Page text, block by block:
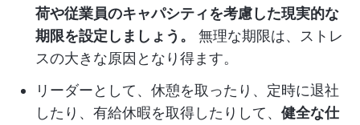
荷や従業員のキャパシティを考慮した現実的な
期限を設定しましょう。
無理な期限は、ストレ
スの大きな原因となり得ます。
リーダーとして、休憩を取ったり、定時に退社
したり、有給休暇を取得したりして、 健全な仕